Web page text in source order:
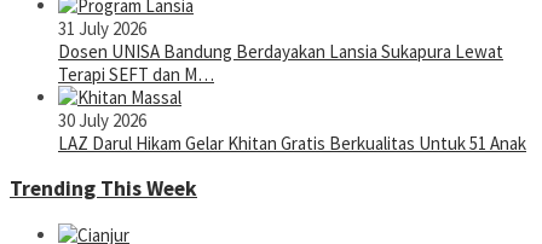
31 July 2026
Dosen UNISA Bandung Berdayakan Lansia Sukapura Lewat
Terapi SEFT dan M…
30 July 2026
LAZ Darul Hikam Gelar Khitan Gratis Berkualitas Untuk 51 Anak
Trending This Week